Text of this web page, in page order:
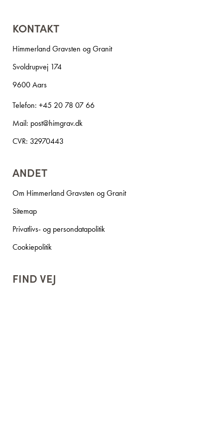
KONTAKT
Himmerland Gravsten og Granit
Svoldrupvej 174
9600 Aars
Telefon: +45 20 78 07 66
Mail: post@himgrav.dk
CVR: 32970443
ANDET
Om Himmerland Gravsten og Granit
Sitemap
Privatlivs- og persondatapolitik
Cookiepolitik
FIND VEJ